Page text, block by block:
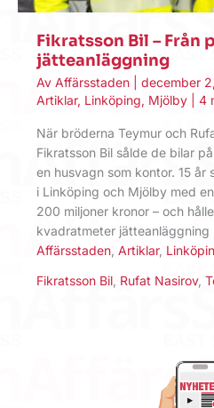
Fikratsson Bil – Från
jätteanläggning
Av Affärsstaden december
Artiklar, Linköping, Mjölby 4
När bröderna Teymur och
Fikratsson Bil sålde de bilar
en husvagn som kontor. 15
i Linköping och Mjölby med
200 miljoner kronor – och
kvadratmeter
Affärsstaden Artiklar,
Fikratsson Bil Rufat Nasirov,